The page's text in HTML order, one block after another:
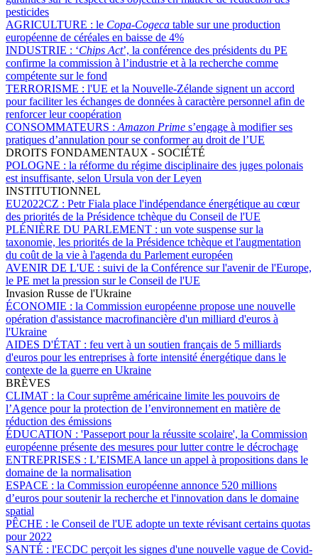
pesticides
AGRICULTURE : le Copa-Cogeca table sur une production
européenne de céréales en baisse de 4%
INDUSTRIE : ‘Chips Act’, la conférence des présidents du PE
confirme la commission à l’industrie et à la recherche comme
compétente sur le fond
TERRORISME : l'UE et la Nouvelle-Zélande signent un accord
pour faciliter les échanges de données à caractère personnel afin de
renforcer leur coopération
CONSOMMATEURS : Amazon Prime s’engage à modifier ses
pratiques d’annulation pour se conformer au droit de l’UE
DROITS FONDAMENTAUX - SOCIÉTÉ
POLOGNE : la réforme du régime disciplinaire des juges polonais
est insuffisante, selon Ursula von der Leyen
INSTITUTIONNEL
EU2022CZ : Petr Fiala place l'indépendance énergétique au cœur
des priorités de la Présidence tchèque du Conseil de l'UE
PLÉNIÈRE DU PARLEMENT : un vote suspense sur la
taxonomie, les priorités de la Présidence tchèque et l'augmentation
du coût de la vie à l'agenda du Parlement européen
AVENIR DE L'UE : suivi de la Conférence sur l'avenir de l'Europe,
le PE met la pression sur le Conseil de l'UE
Invasion Russe de l'Ukraine
ÉCONOMIE : la Commission européenne propose une nouvelle
opération d'assistance macrofinancière d'un milliard d'euros à
l'Ukraine
AIDES D'ÉTAT : feu vert à un soutien français de 5 milliards
d'euros pour les entreprises à forte intensité énergétique dans le
contexte de la guerre en Ukraine
BRÈVES
CLIMAT : la Cour suprême américaine limite les pouvoirs de
l’Agence pour la protection de l’environnement en matière de
réduction des émissions
ÉDUCATION : 'Passeport pour la réussite scolaire', la Commission
européenne présente des mesures pour lutter contre le décrochage
ENTREPRISES : L’EISMEA lance un appel à propositions dans le
domaine de la normalisation
ESPACE : la Commission européenne annonce 520 millions
d’euros pour soutenir la recherche et l'innovation dans le domaine
spatial
PÊCHE : le Conseil de l'UE adopte un texte révisant certains quotas
pour 2022
SANTÉ : l'ECDC perçoit les signes d'une nouvelle vague de Covid-